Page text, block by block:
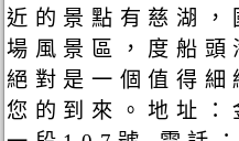
近的景點有慈湖，
場風景區，度船
絕對是一個值得細
您的到來。地址